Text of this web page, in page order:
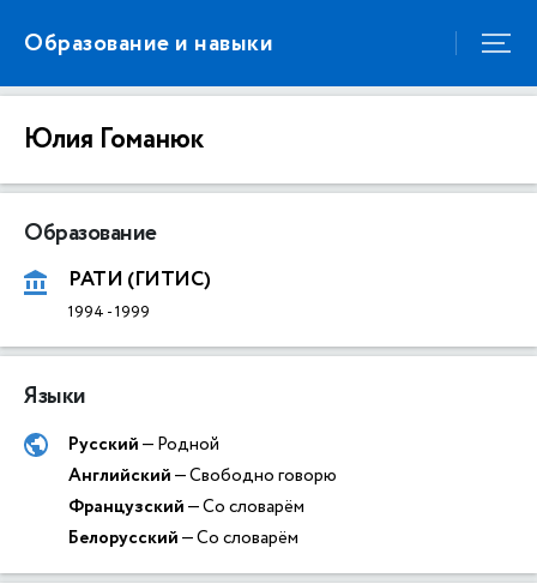
Образование и навыки
Юлия Гоманюк
Образование
РАТИ (ГИТИС)
1994 -1999
Языки
Русский— Родной
Английский— Свободно говорю
Французский— Со словарём
Белорусский— Со словарём